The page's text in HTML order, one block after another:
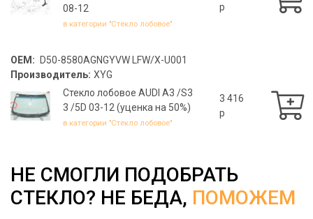
08-12
в категории "Стекло лобовое"
p
OEM:
D50-8580AGNGYVW LFW/X-U001
Производитель: XYG
Стекло лобовое AUDI A3 /S3
3 /5D 03-12 (уценка на 50%)
в категории "Стекло лобовое"
3 416
p
НЕ СМОГЛИ ПОДОБРАТЬ
СТЕКЛО? НЕ БЕДА, ПОМОЖЕМ